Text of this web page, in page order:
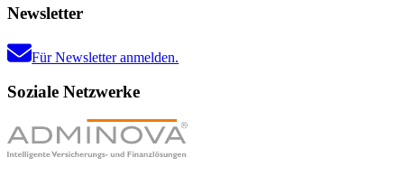
Newsletter
Für Newsletter anmelden.
Soziale Netzwerke